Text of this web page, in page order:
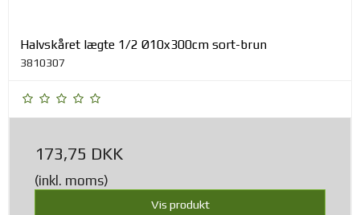
Halvskåret lægte 1/2 Ø10x300cm sort-brun
3810307
173,75 DKK
(inkl. moms)
Vis produkt